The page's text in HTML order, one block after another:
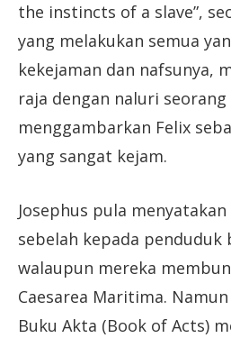
the instincts of a slave”,
yang melakukan semua
kekejaman dan nafsunya,
raja dengan naluri
menggambarkan Felix
yang sangat kejam.
Josephus pula
sebelah kepada penduduk
walaupun mereka
Caesarea Maritima.
Buku Akta (Book of Acts)